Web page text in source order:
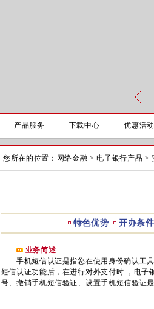
产品服务 下载中心 优惠活动
您所在的位置： 网络金融 >电子银行产品 >
特色优势 开办条件
业务简述
手机短信认证是指您在使用身份确认工具
短信认证功能后，在进行对外支付时 ，电子
号、撤销手机短信验证、设置手机短信验证最